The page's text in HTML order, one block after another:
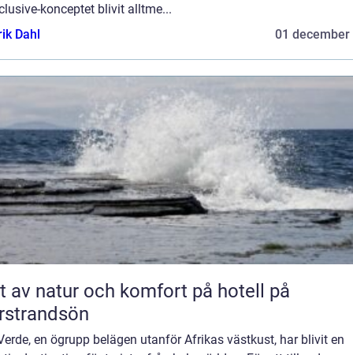
konceptet blivit alltme...
Dahl
01 december
av natur och komfort på hotell på
en ögrupp belägen utanför Afrikas västkust, har blivit en